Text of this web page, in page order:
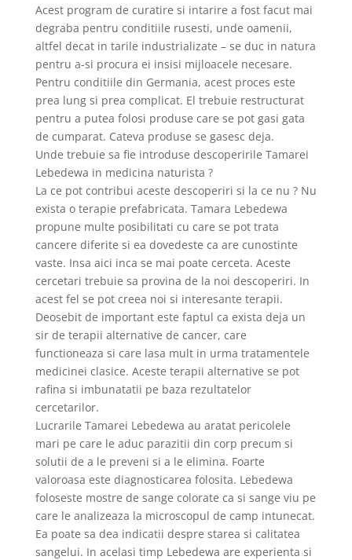
Acest program de curatire si intarire a fost facut mai
degraba pentru conditiile rusesti, unde oamenii,
altfel decat in tarile industrializate – se duc in natura
pentru a-si procura ei insisi mijloacele necesare.
Pentru conditiile din Germania, acest proces este
prea lung si prea complicat. El trebuie restructurat
pentru a putea folosi produse care se pot gasi gata
de cumparat. Cateva produse se gasesc deja.
Unde trebuie sa fie introduse descoperirile Tamarei
Lebedewa in medicina naturista ?
La ce pot contribui aceste descoperiri si la ce nu ? Nu
exista o terapie prefabricata. Tamara Lebedewa
propune multe posibilitati cu care se pot trata
cancere diferite si ea dovedeste ca are cunostinte
vaste. Insa aici inca se mai poate cerceta. Aceste
cercetari trebuie sa provina de la noi descoperiri. In
acest fel se pot creea noi si interesante terapii.
Deosebit de important este faptul ca exista deja un
sir de terapii alternative de cancer, care
functioneaza si care lasa mult in urma tratamentele
medicinei clasice. Aceste terapii alternative se pot
rafina si imbunatatii pe baza rezultatelor
cercetarilor.
Lucrarile Tamarei Lebedewa au aratat pericolele
mari pe care le aduc parazitii din corp precum si
solutii de a le preveni si a le elimina. Foarte
valoroasa este diagnosticarea folosita. Lebedewa
foloseste mostre de sange colorate ca si sange viu pe
care le analizeaza la microscopul de camp intunecat.
Ea poate sa dea indicatii despre starea si calitatea
sangelui. In acelasi timp Lebedewa are experienta si